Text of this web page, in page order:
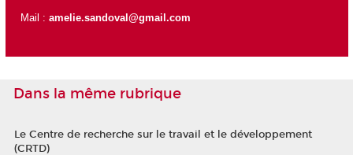
Mail : amelie.sandoval@gmail.com
Dans la même rubrique
Le Centre de recherche sur le travail et le développement
(CRTD)